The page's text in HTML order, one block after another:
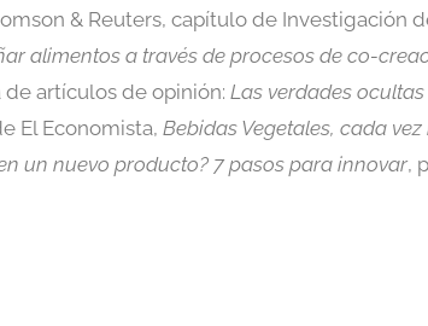
& Reuters, capítulo de Investigación
alimentos a través de procesos de co-
de artículos de opinión: Las verdades
El Economista, Bebidas Vegetales, cada
un nuevo producto? 7 pasos para innovar,